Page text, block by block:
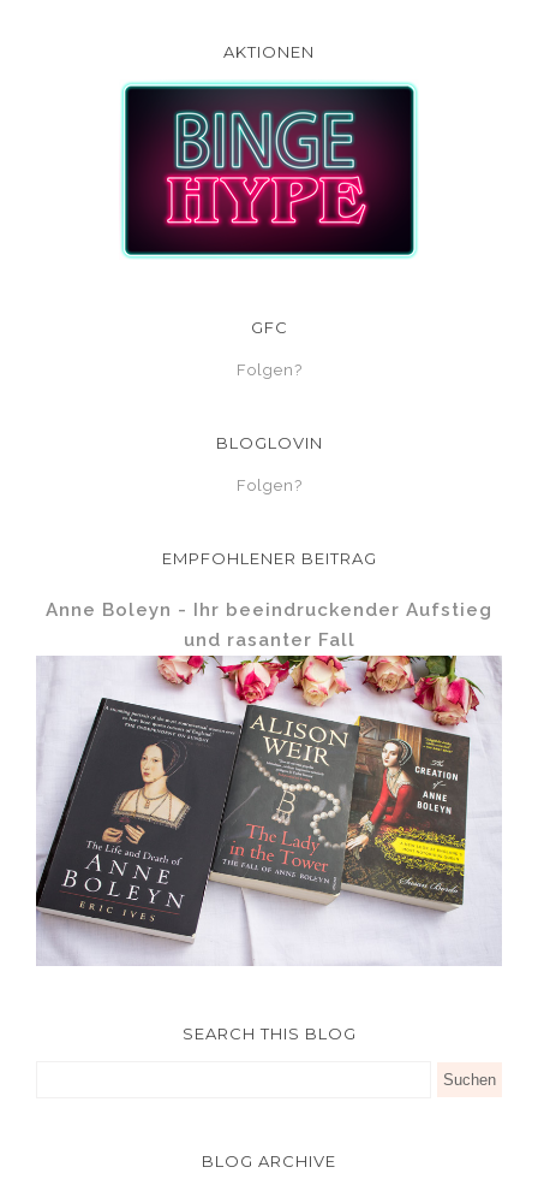
AKTIONEN
GFC
Folgen?
BLOGLOVIN
Folgen?
EMPFOHLENER BEITRAG
Anne Boleyn - Ihr beeindruckender Aufstieg
und rasanter Fall
SEARCH THIS BLOG
BLOG ARCHIVE